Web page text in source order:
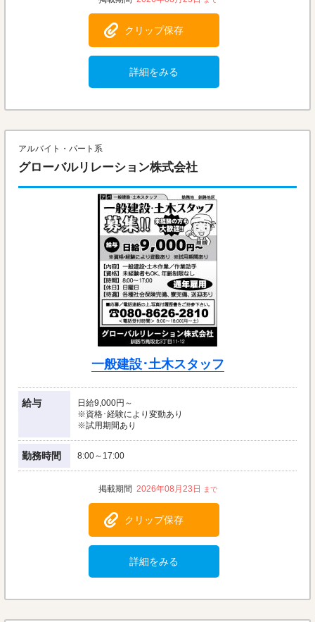
クリップ保存
詳細をみる
アルバイト・パート系
グローバルリレーション株式会社
一般建設･土木スタッフ
給与
日給9,000円～
※資格･経験により変動あり
※試用期間あり
勤務時間 8:00～17:00
2026年08月23日
クリップ保存
詳細をみる